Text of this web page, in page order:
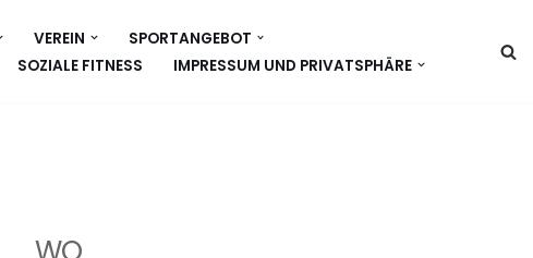
VEREIN
SPORTANGEBOT
SOZIALE FITNESS IMPRESSUM UND PRIVATSPHÄRE